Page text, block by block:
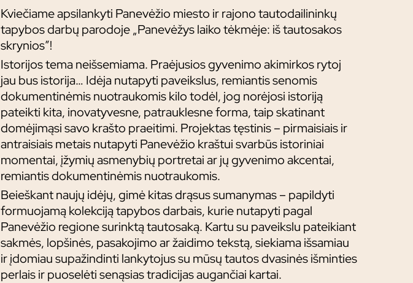
Kviečiame apsilankyti Panevėžio miesto ir rajono tautodailininkų
tapybos darbų parodoje „Panevėžys laiko tėkmėje: iš tautosakos
skrynios”!
Istorijos tema neišsemiama. Praėjusios gyvenimo akimirkos rytoj
jau bus istorija… Idėja nutapyti paveikslus, remiantis senomis
dokumentinėmis nuotraukomis kilo todėl, jog norėjosi istoriją
pateikti kita, inovatyvesne, patrauklesne forma, taip skatinant
domėjimąsi savo krašto praeitimi. Projektas tęstinis – pirmaisiais ir
antraisiais metais nutapyti Panevėžio kraštui svarbūs istoriniai
momentai, įžymių asmenybių portretai ar jų gyvenimo akcentai,
remiantis dokumentinėmis nuotraukomis.
Beieškant naujų idėjų, gimė kitas drąsus sumanymas – papildyti
formuojamą kolekciją tapybos darbais, kurie nutapyti pagal
Panevėžio regione surinktą tautosaką. Kartu su paveikslu pateikiant
sakmės, lopšinės, pasakojimo ar žaidimo tekstą, siekiama išsamiau
ir įdomiau supažindinti lankytojus su mūsų tautos dvasinės išminties
perlais ir puoselėti senąsias tradicijas augančiai kartai.